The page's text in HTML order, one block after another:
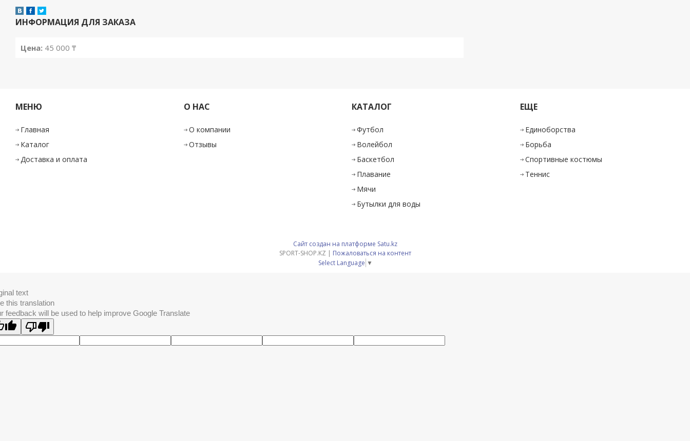
ИНФОРМАЦИЯ ДЛЯ ЗАКАЗА
Цена: 45 000 ₸
МЕНЮ
Главная
Каталог
Доставка и оплата
О НАС
О компании
Отзывы
КАТАЛОГ
Футбол
Волейбол
Баскетбол
Плавание
Мячи
Бутылки для воды
ЕЩЕ
Единоборства
Борьба
Спортивные костюмы
Теннис
Сайт создан на платформе Satu.kz
SPORT-SHOP.KZ | Пожаловаться на контент
Select Language ▼
text
this translation
feedback will be used to help improve Google Translate